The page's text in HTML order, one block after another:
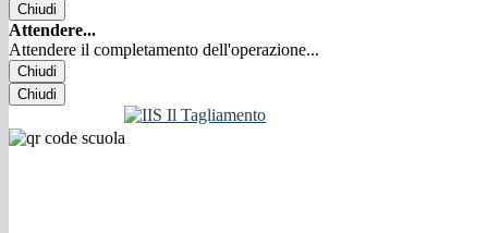
Chiudi
Attendere...
Attendere il completamento dell'operazione...
Chiudi
Chiudi